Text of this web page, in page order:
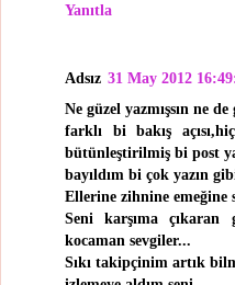
Yanıtla
Adsız 31 May 2012
Ne güzel yazmışsın ne
farklı bi bakış
bütünleştirilmiş bi post
bayıldım bi çok yazın
Ellerine zihnine emeğine
Seni karşıma çıkaran
kocaman sevgiler...
Sıkı takipçinim artık